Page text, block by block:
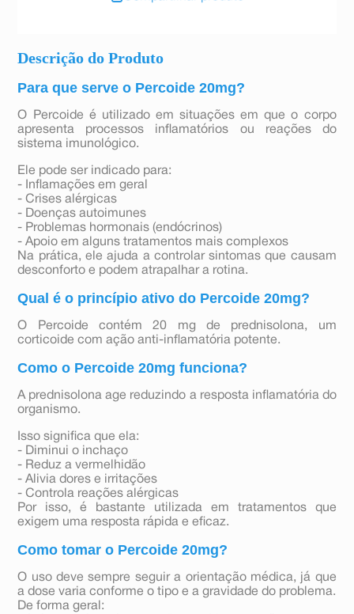
Descrição do Produto
Para que serve o Percoide 20mg?
O Percoide é utilizado em situações em que o corpo
apresenta processos inflamatórios ou reações do
sistema imunológico.
Ele pode ser indicado para:
- Inflamações em geral
- Crises alérgicas
- Doenças autoimunes
- Problemas hormonais (endócrinos)
- Apoio em alguns tratamentos mais complexos
Na prática, ele ajuda a controlar sintomas que causam
desconforto e podem atrapalhar a rotina.
Qual é o princípio ativo do Percoide 20mg?
O Percoide contém 20 mg de prednisolona, um
corticoide com ação anti-inflamatória potente.
Como o Percoide 20mg funciona?
A prednisolona age reduzindo a resposta inflamatória do
organismo.
Isso significa que ela:
- Diminui o inchaço
- Reduz a vermelhidão
- Alivia dores e irritações
- Controla reações alérgicas
Por isso, é bastante utilizada em tratamentos que
exigem uma resposta rápida e eficaz.
Como tomar o Percoide 20mg?
O uso deve sempre seguir a orientação médica, já que
a dose varia conforme o tipo e a gravidade do problema.
De forma geral: